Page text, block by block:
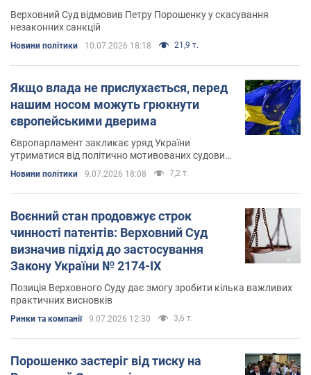
Верховний Суд відмовив Петру Порошенку у скасування
незаконних санкцій
Новини політики 10.07.2026 18:18 21,9 т.
Якщо влада не прислухається, перед
нашим носом можуть грюкнути
європейськими дверима
Європарламент закликає уряд України
утриматися від політично мотивованих судових
переслідувань і не запроваджувати персональні
санкції проти представників опозиції
Новини політики 9.07.2026 18:08 7,2 т.
Воєнний стан продовжує строк
чинності патентів: Верховний Суд
визначив підхід до застосування
Закону України № 2174-IX
Позиція Верховного Суду дає змогу зробити кілька важливих
практичних висновків
Ринки та компанії 9.07.2026 12:30 3,6 т.
Порошенко застеріг від тиску на